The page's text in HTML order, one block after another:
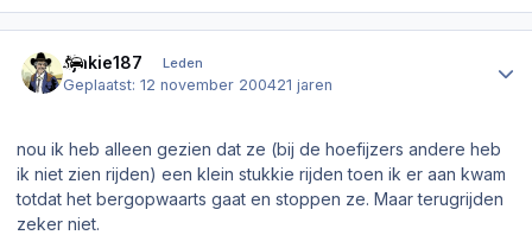
sjakie187 Leden
Geplaatst:12 november 200421 jaren
nou ik heb alleen gezien dat ze (bij de hoefijzers andere heb
ik niet zien rijden) een klein stukkie rijden toen ik er aan kwam
totdat het bergopwaarts gaat en stoppen ze. Maar terugrijden
zeker niet.